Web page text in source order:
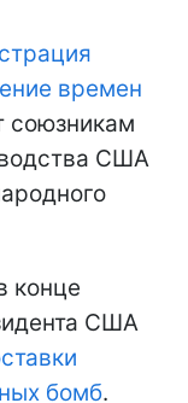
времен
союзникам
США
конце
США
бомб.